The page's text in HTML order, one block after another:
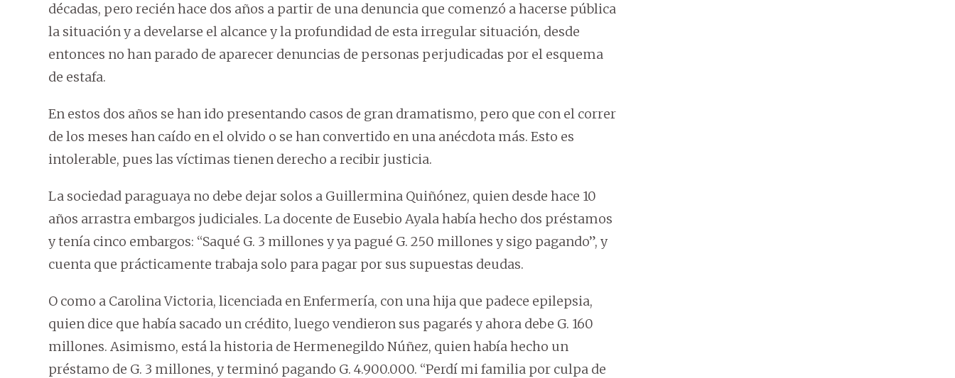
décadas, pero recién hace dos años a partir de una denuncia que comenzó a hacerse pública
la situación y a develarse el alcance y la profundidad de esta irregular situación, desde
entonces no han parado de aparecer denuncias de personas perjudicadas por el esquema
de estafa.
En estos dos años se han ido presentando casos de gran dramatismo, pero que con el correr
de los meses han caído en el olvido o se han convertido en una anécdota más. Esto es
intolerable, pues las víctimas tienen derecho a recibir justicia.
La sociedad paraguaya no debe dejar solos a Guillermina Quiñónez, quien desde hace 10
años arrastra embargos judiciales. La docente de Eusebio Ayala había hecho dos préstamos
y tenía cinco embargos: “Saqué G. 3 millones y ya pagué G. 250 millones y sigo pagando”, y
cuenta que prácticamente trabaja solo para pagar por sus supuestas deudas.
O como a Carolina Victoria, licenciada en Enfermería, con una hija que padece epilepsia,
quien dice que había sacado un crédito, luego vendieron sus pagarés y ahora debe G. 160
millones. Asimismo, está la historia de Hermenegildo Núñez, quien había hecho un
préstamo de G. 3 millones, y terminó pagando G. 4.900.000. “Perdí mi familia por culpa de